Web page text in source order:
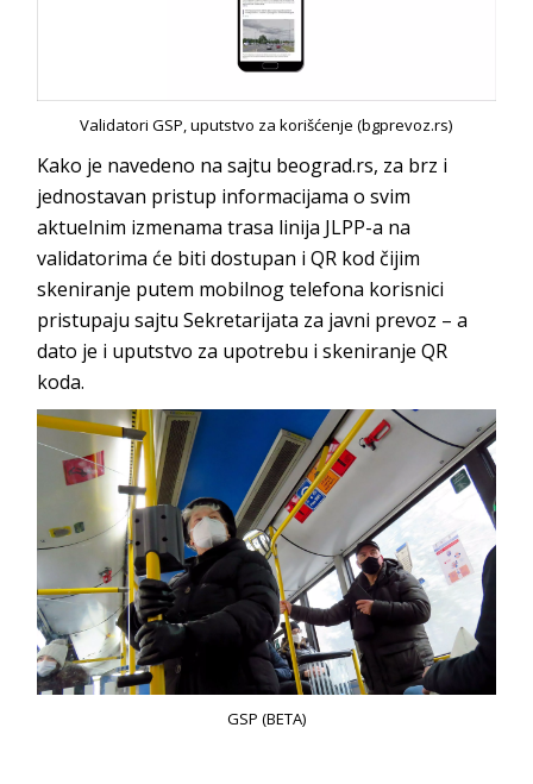
Validatori GSP, uputstvo za korišćenje (bgprevoz.rs)
Kako je navedeno na sajtu beograd.rs, za brz i
jednostavan pristup informacijama o svim
aktuelnim izmenama trasa linija JLPP-a na
validatorima će biti dostupan i QR kod čijim
skeniranje putem mobilnog telefona korisnici
pristupaju sajtu Sekretarijata za javni prevoz – a
dato je i uputstvo za upotrebu i skeniranje QR
koda.
GSP (BETA)